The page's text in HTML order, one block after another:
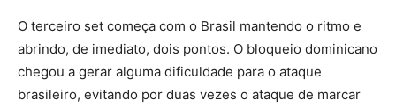
O terceiro set começa com o Brasil mantendo o ritmo e
abrindo, de imediato, dois pontos. O bloqueio dominicano
chegou a gerar alguma dificuldade para o ataque
brasileiro, evitando por duas vezes o ataque de marcar